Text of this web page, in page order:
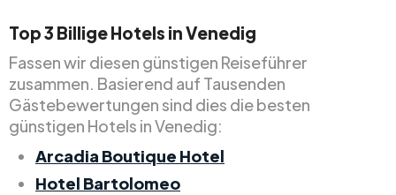
Top3 BilligeHotels in Venedig
Fassen wir diesen günstigen Reiseführer
zusammen. Basierend auf Tausenden
Gästebewertungen sind dies die besten
günstigen Hotels in Venedig:
Arcadia Boutique Hotel
Hotel Bartolomeo